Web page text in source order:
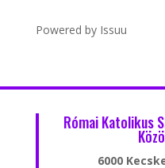
Powered by Issuu
Római Katolikus
6000